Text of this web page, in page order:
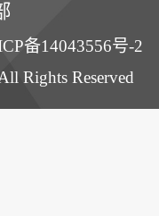
备14043556号-2
Rights Reserved